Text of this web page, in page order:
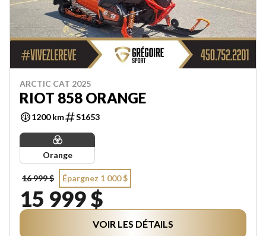
ARCTIC CAT 2025
RIOT 858 ORANGE
1200 km S1653
Orange
16 999 $ Épargnez 1 000 $
15 999 $
VOIR LES DÉTAILS